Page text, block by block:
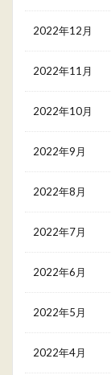
2022年12月
2022年11月
2022年10月
2022年9月
2022年8月
2022年7月
2022年6月
2022年5月
2022年4月